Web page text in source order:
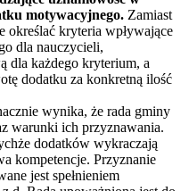
motywacyjnego. Zamiast
określać kryteria wpływające
dla nauczycieli,
dla każdego kryterium, a
dodatku za konkretną ilość
wynika, że rada gminy
warunki ich przyznawania.
dodatków wykraczają
kompetencje. Przyznanie
jest spełnieniem